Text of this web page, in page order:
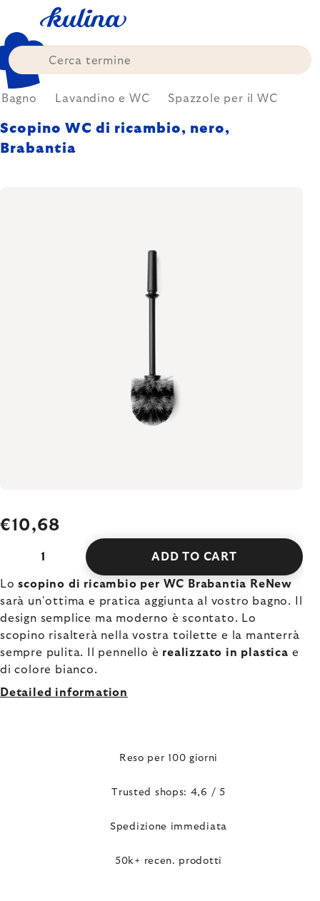
content
Bagno Lavandino e WC Spazzole per il WC
Scopino WC di ricambio, nero,
Brabantia
€10,68
ADD TO CART
Loscopino di ricambio per WC Brabantia ReNew
sarà un'ottima e pratica aggiunta al vostro bagno. Il
design semplice ma moderno è scontato. Lo
scopino risalterà nella vostra toilette e la manterrà
sempre pulita. Il pennello è realizzato in plastica e
di colore bianco.
Detailed information
Reso per 100 giorni
Trusted shops: 4,6 / 5
Spedizione immediata
50k+ recen. prodotti